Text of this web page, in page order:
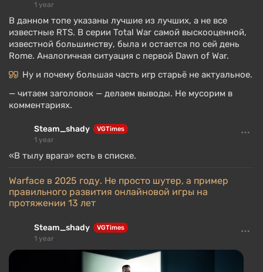
1 year
В данном топе указаны лучшие из лучших, а не все
известные RTS. В серии Total War самой выскооценной,
известной большинству, была и остается по сей день
Rome. Аналогичная ситуация с первой Dawn of War.
Ну и почему большая часть игр старьё не актуальное.
— читаем заголовок — делаем выводы. Не мусорим в
комментариях.
Steam_shady VGTimes
1 year
«В тылу врага» есть в списке.
Warface в 2025 году. Не просто шутер, а пример
правильного развития онлайновой игры на
протяжении 13 лет
Steam_shady VGTimes
1 year